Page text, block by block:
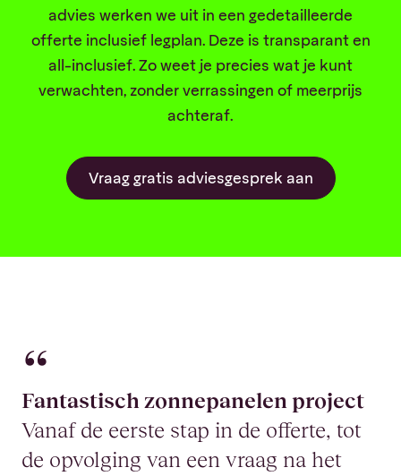
advies werken we uit in een gedetailleerde
offerte inclusief legplan. Deze is transparant en
all-inclusief. Zo weet je precies wat je kunt
verwachten, zonder verrassingen of meerprijs
achteraf.
Vraag gratis adviesgesprek aan
Fantastisch zonnepanelen project
Vanaf de eerste stap in de offerte, tot
de opvolging van een vraag na het